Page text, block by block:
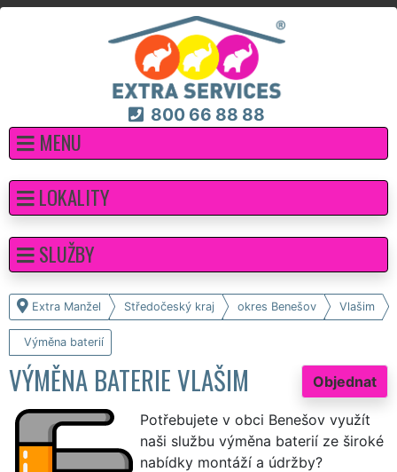
800 66 88 88
MENU
Extra Manžel Středočeský kraj okres Benešov Vlašim
Výměna baterií
Objednat
VÝMĚNA BATERIE VLAŠIM
Potřebujete v obci Benešov využít
naši službu výměna baterií ze široké
nabídky montáží a údržby?
LOKALITY
SLUŽBY